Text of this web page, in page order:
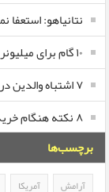
نتانیاهو: استعفا
۱۰ گام برای میلیونر شدن
۷ اشتباه والدین در آموزش مسائل مالی به کودکان
۸ نکته هنگام خرید لباس
برچسب‌ها
آرامش آمریکا